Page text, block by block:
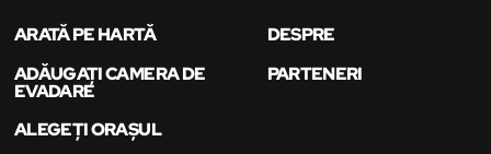
ARATĂ PE HARTĂ
DESPRE
ADĂUGAȚI CAMERA DE
EVADARE
PARTENERI
ALEGEȚI ORAȘUL